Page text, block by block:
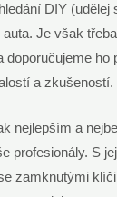
DIY (udělej
Je však
doporučujeme ho
a zkušeností.
nejlepším a
profesionály. S
zamknutými